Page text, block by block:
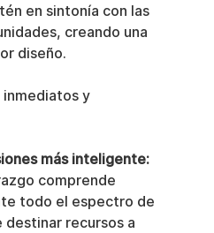
en sintonía con las
creando una
diseño.
inmediatos y
más inteligente:
comprende
todo el espectro de
destinar recursos a